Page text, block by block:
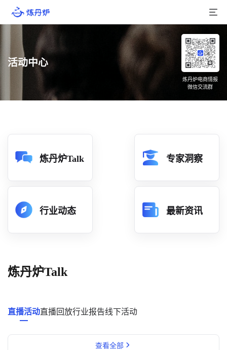
产品介绍
品牌数据
店铺数据
分析
数据中心
消费者说
解决方案
活动中心
炼丹炉电商情报
微信交流群
炼丹炉Talk 专家洞察
行业动态 最新资讯
炼丹炉Talk
直播活动直播回放行业报告线下活动
查看全部